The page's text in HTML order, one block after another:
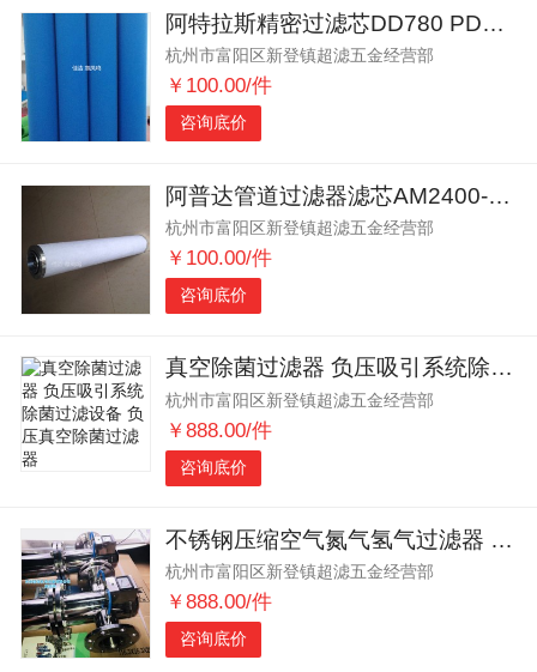
阿特拉斯精密过滤芯DD780 PD780 QD780
杭州市富阳区新登镇超滤五金经营部
￥100.00/件
咨询底价
阿普达管道过滤器滤芯AM2400-V AM2400-A
杭州市富阳区新登镇超滤五金经营部
￥100.00/件
咨询底价
真空除菌过滤器 负压吸引系统除菌过滤设备 负压真空除菌过滤器
杭州市富阳区新登镇超滤五金经营部
￥888.00/件
咨询底价
不锈钢压缩空气氮气氢气过滤器 不锈钢压缩空气过滤器
杭州市富阳区新登镇超滤五金经营部
￥888.00/件
咨询底价